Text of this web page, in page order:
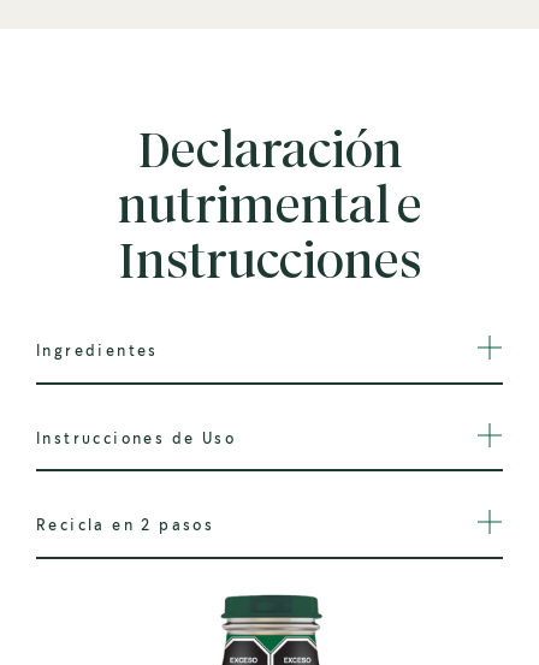
Declaración
nutrimental e
Instrucciones
Ingredientes
Instrucciones de Uso
Recicla en 2 pasos